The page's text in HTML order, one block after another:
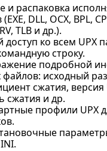
и распаковка
DLL, OCX, BPL,
TLB и др.).
доступ ко всем UPX
строку.
подробной
файлов: исходный
сжатия, версия
сжатия и др.
профили UPX